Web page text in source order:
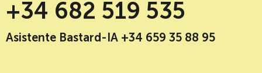
+34 682 519 535
Asistente Bastard-IA +34 659 35 88 95